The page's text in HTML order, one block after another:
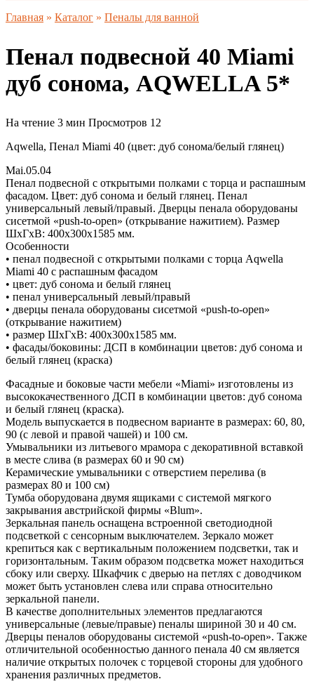
Главная » Каталог » Пеналы для ванной
Пенал подвесной 40 Miami
дуб сонома, AQWELLA 5*
На чтение 3 мин Просмотров 12
Aqwella, Пенал Miami 40 (цвет: дуб сонома/белый глянец)
Mai.05.04
Пенал подвесной с открытыми полками с торца и распашным
фасадом. Цвет: дуб сонома и белый глянец. Пенал
универсальный левый/правый. Дверцы пенала оборудованы
сисетмой «push-to-open» (открывание нажитием). Размер
ШхГхВ: 400х300х1585 мм.
Особенности
• пенал подвесной с открытыми полками с торца Aqwella
Miami 40 с распашным фасадом
• цвет: дуб сонома и белый глянец
• пенал универсальный левый/правый
• дверцы пенала оборудованы сисетмой «push-to-open»
(открывание нажитием)
• размер ШхГхВ: 400х300х1585 мм.
• фасады/боковины: ДСП в комбинации цветов: дуб сонома и
белый глянец (краска)
Фасадные и боковые части мебели «Miami» изготовлены из
высококачественного ДСП в комбинации цветов: дуб сонома
и белый глянец (краска).
Модель выпускается в подвесном варианте в размерах: 60, 80,
90 (с левой и правой чашей) и 100 см.
Умывальники из литьевого мрамора с декоративной вставкой
в месте слива (в размерах 60 и 90 см)
Керамические умывальники с отверстием перелива (в
размерах 80 и 100 см)
Тумба оборудована двумя ящиками с системой мягкого
закрывания австрийской фирмы «Blum».
Зеркальная панель оснащена встроенной светодиодной
подсветкой с сенсорным выключателем. Зеркало может
крепиться как с вертикальным положением подсветки, так и
горизонтальным. Таким образом подсветка может находиться
сбоку или сверху. Шкафчик с дверью на петлях с доводчиком
может быть установлен слева или справа относительно
зеркальной панели.
В качестве дополнительных элементов предлагаются
универсальные (левые/правые) пеналы шириной 30 и 40 см.
Дверцы пеналов оборудованы системой «push-to-open». Также
отличительной особенностью данного пенала 40 см является
наличие открытых полочек с торцевой стороны для удобного
хранения различных предметов.